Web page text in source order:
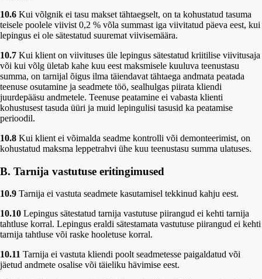
10.6 Kui võlgnik ei tasu makset tähtaegselt, on ta kohustatud tasuma
teisele poolele viivist 0,2 % võla summast iga viivitatud päeva eest, kui
lepingus ei ole sätestatud suuremat viivisemäära.
10.7 Kui klient on viivituses üle lepingus sätestatud kriitilise viivitusaja
või kui võlg ületab kahe kuu eest maksmisele kuuluva teenustasu
summa, on tarnijal õigus ilma täiendavat tähtaega andmata peatada
teenuse osutamine ja seadmete töö, sealhulgas piirata kliendi
juurdepääsu andmetele. Teenuse peatamine ei vabasta klienti
kohustusest tasuda üüri ja muid lepingulisi tasusid ka peatamise
perioodil.
10.8 Kui klient ei võimalda seadme kontrolli või demonteerimist, on
kohustatud maksma leppetrahvi ühe kuu teenustasu summa ulatuses.
B. Tarnija vastutuse eritingimused
10.9 Tarnija ei vastuta seadmete kasutamisel tekkinud kahju eest.
10.10 Lepingus sätestatud tarnija vastutuse piirangud ei kehti tarnija
tahtluse korral. Lepingus eraldi sätestamata vastutuse piirangud ei kehti
tarnija tahtluse või raske hooletuse korral.
10.11 Tarnija ei vastuta kliendi poolt seadmetesse paigaldatud või
jäetud andmete osalise või täieliku hävimise eest.